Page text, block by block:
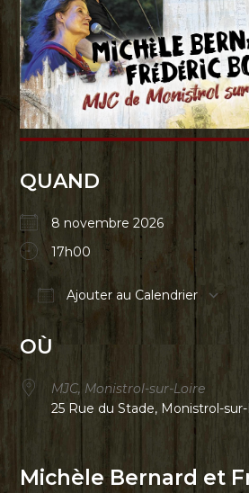
QUAND
8 novembre 2026
17h00
Ajouter au Calendrier
Télécharger ICS
OÙ
MJC, Monistrol-sur-Loire
25 Rue du Stade, Monistrol-
Michèle Bernard et